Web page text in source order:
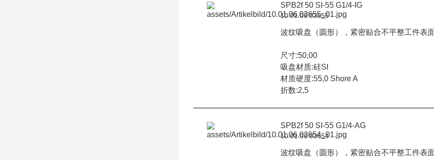
SPB2f 50 SI-55 G1/4-IG
10.01.06.03655
波纹吸盘（圆形），紧密贴合不平整工件表
尺寸:50,00
吸盘材质:硅SI
材质硬度:55,0 Shore A
折数:2,5
SPB2f 50 SI-55 G1/4-AG
10.01.06.03654
波纹吸盘（圆形），紧密贴合不平整工件表